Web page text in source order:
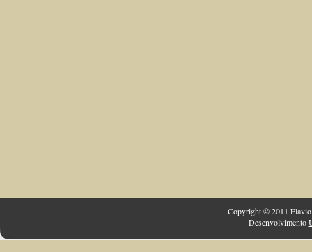
Copyright © 2011 Flavio
Desenvolvimento